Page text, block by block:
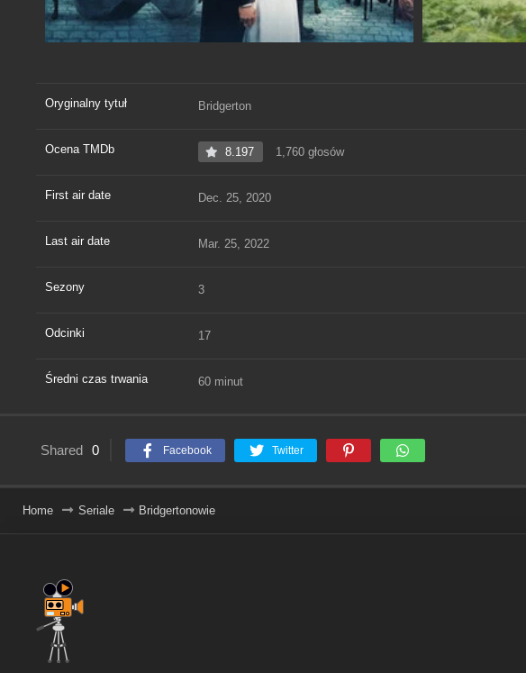
Oryginalny tytuł Bridgerton
Ocena TMDb 8.197 1,760 głosów
First air date Dec. 25, 2020
Last air date Mar. 25, 2022
Sezony 3
Odcinki 17
Średni czas trwania 60 minut
Shared 0 Facebook Twitter
Home Seriale Bridgertonowie